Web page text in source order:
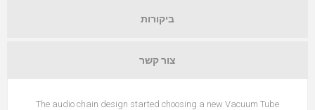
ביקורות
צור קשר
The audio chain design started choosing a new Vacuum Tube